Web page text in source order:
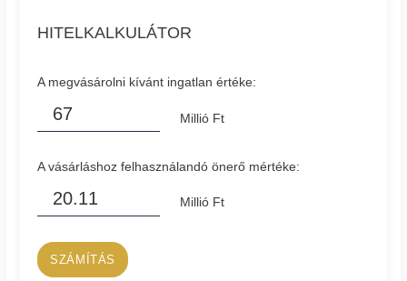
HITELKALKULÁTOR
A megvásárolni kívánt ingatlan értéke:
Millió Ft
A vásárláshoz felhasználandó önerő mértéke:
Millió Ft
SZÁMÍTÁS